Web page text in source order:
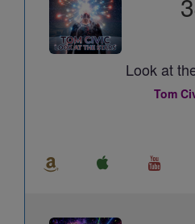
Look at
Tom